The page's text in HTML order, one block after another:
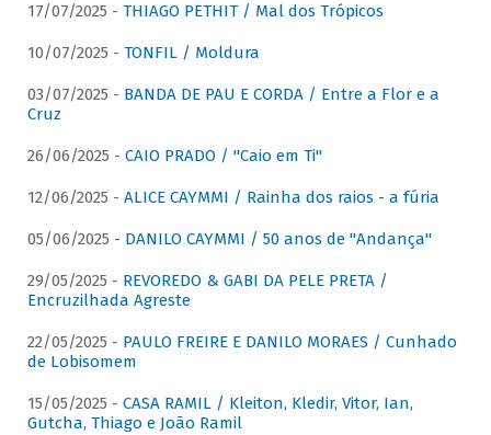
17/07/2025 - THIAGO PETHIT / Mal dos Trópicos
10/07/2025 - TONFIL / Moldura
03/07/2025 - BANDA DE PAU E CORDA / Entre a Flor e a
Cruz
26/06/2025 - CAIO PRADO / "Caio em Ti"
12/06/2025 - ALICE CAYMMI / Rainha dos raios - a fúria
05/06/2025 - DANILO CAYMMI / 50 anos de "Andança"
29/05/2025 - REVOREDO & GABI DA PELE PRETA /
Encruzilhada Agreste
22/05/2025 - PAULO FREIRE E DANILO MORAES / Cunhado
de Lobisomem
15/05/2025 - CASA RAMIL / Kleiton, Kledir, Vitor, Ian,
Gutcha, Thiago e João Ramil